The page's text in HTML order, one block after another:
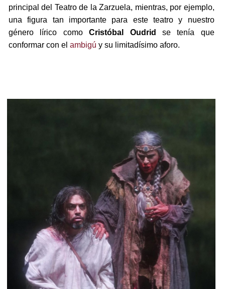
principal del Teatro de la Zarzuela, mientras, por ejemplo,
una figura tan importante para este teatro y nuestro
género lírico comoCristóbal Oudrid
se tenía que
conformar con el ambigú y su limitadísimo aforo.